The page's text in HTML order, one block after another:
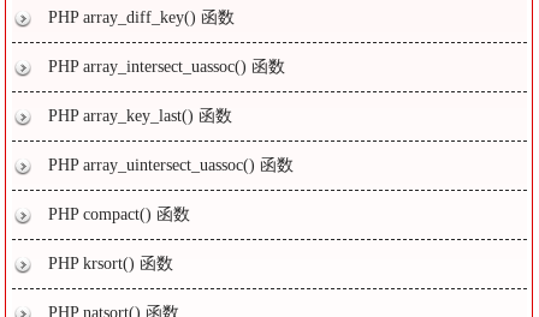
PHP array_diff_key() 函数
PHP array_intersect_uassoc() 函数
PHP array_key_last() 函数
PHP array_uintersect_uassoc() 函数
PHP compact() 函数
PHP krsort() 函数
PHP natsort() 函数